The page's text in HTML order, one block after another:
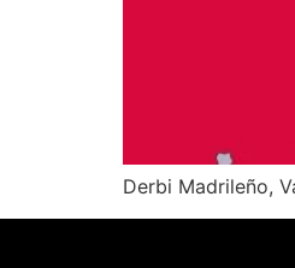
Derbi Madrileño,